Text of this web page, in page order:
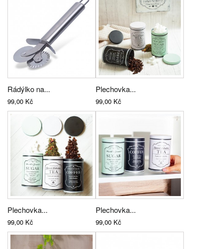
Rádýlko na...
99,00 Kč
Plechovka...
99,00 Kč
Plechovka...
99,00 Kč
Plechovka...
99,00 Kč